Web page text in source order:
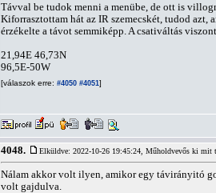
Távval be tudok menni a menübe, de ott is
Kiforrasztottam hát az IR szemecskét, tudod
érzékelte a távot semmiképp. A csativáltás
21,94E 46,73N
96,5E-50W
[válaszok erre: #4050 #4051]
4048. Elküldve: 2022-10-26 19:45:24, Műholdvevős ki mit
Nálam akkor volt ilyen, amikor egy távirányitó
volt gajdulva.